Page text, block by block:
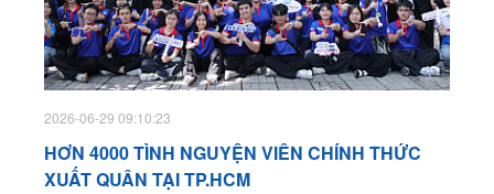
2026-06-29 09:10:23
HƠN 4000 TÌNH NGUYỆN VIÊN CHÍNH THỨC
XUẤT QUÂN TẠI TP.HCM